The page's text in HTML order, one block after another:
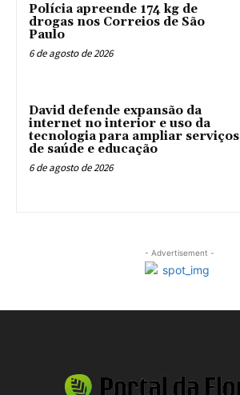
Polícia apreende 174 kg de
drogas nos Correios de São
Paulo
6 de agosto de 2026
David defende expansão da
internet no interior e uso da
tecnologia para ampliar serviços
de saúde e educação
6 de agosto de 2026
- Advertisement -